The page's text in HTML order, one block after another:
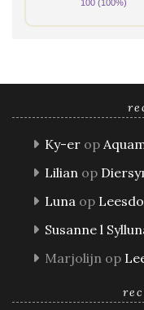
100 (100%)
Ky-er op
Lilian op
Luna op
Susanne l
Marjolijn op